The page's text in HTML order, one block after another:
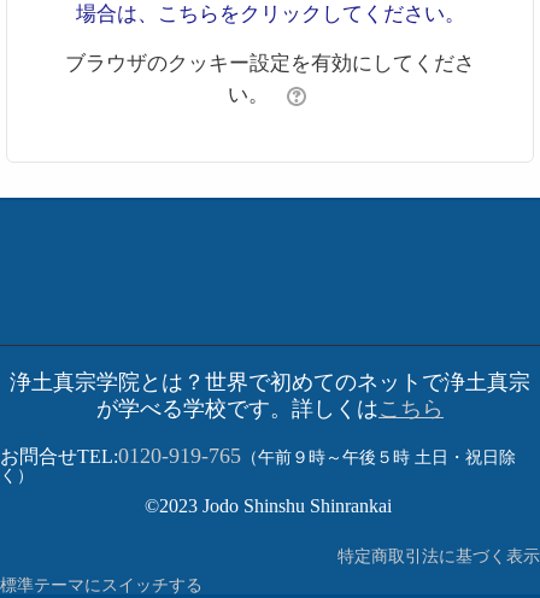
場合は、こちらをクリックしてください。
ブラウザのクッキー設定を有効にしてくださ
い。
浄土真宗学院とは？世界で初めてのネットで浄土真宗
が学べる学校です。詳しくはこちら
お問合せTEL:0120-919-765 （午前９時～午後５時 土日・祝日除
く）
©2023 Jodo Shinshu Shinrankai
特定商取引法に基づく表示
標準テーマにスイッチする